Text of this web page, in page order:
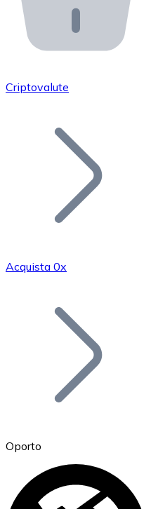
API Bitnovo
Integra la nostra API
Unisciti alla nostra rete
Aggiungi il token del
Bitcoin
Criptovalute
Acquista 0x
Oporto